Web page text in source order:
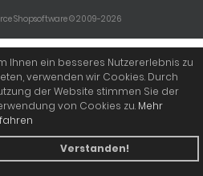
2026 by modified eCommerce Shopsoftware
Shopsoftware © 2009-2026
Ihnen ein besseres Nutzererlebnis zu
verwenden wir Cookies. Durch
der Website stimmen Sie der
von Cookies zu. Mehr
Verstanden!